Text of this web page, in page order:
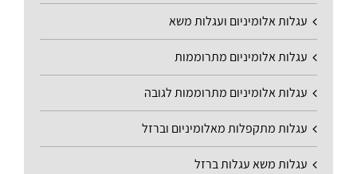
עגלות אלומיניום ועגלות משא
עגלות אלומיניום מתרוממות
עגלות אלומיניום מתרוממות לגובה
עגלות מתקפלות מאלומיניום וברזל
עגלות משא עגלות ברזל